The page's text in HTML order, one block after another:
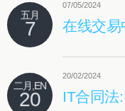
五月
7
07/05/2024
在线交易
二月,EN
20
20/02/2024
IT合同法